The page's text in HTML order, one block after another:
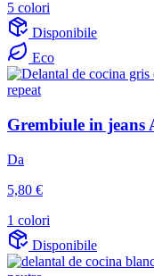
5 colori
Disponibile
Eco
Grembiule in
Da
5,80 €
1 colori
Disponibile